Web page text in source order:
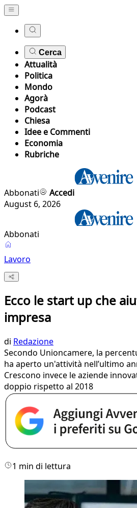
Cerca
Attualità
Politica
Mondo
Agorà
Podcast
Chiesa
Idee e Commenti
Economia
Rubriche
Abbonati
Accedi
August 6, 2026
Abbonati
Lavoro
Ecco le start up che
impresa
di Redazione
Secondo Unioncamere, la
ha aperto un'attività nell’ultimo
Crescono invece le aziende
doppio rispetto al 2018
1 min di lettura